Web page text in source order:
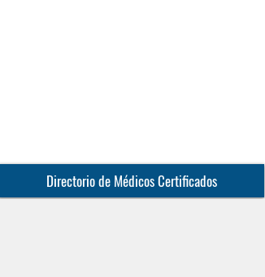
Directorio de Médicos Certificados